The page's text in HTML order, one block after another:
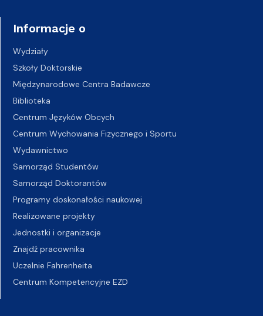
Informacje o
Wydziały
Szkoły Doktorskie
Międzynarodowe Centra Badawcze
Biblioteka
Centrum Języków Obcych
Centrum Wychowania Fizycznego i Sportu
Wydawnictwo
Samorząd Studentów
Samorząd Doktorantów
Programy doskonałości naukowej
Realizowane projekty
Jednostki i organizacje
Znajdź pracownika
Uczelnie Fahrenheita
Centrum Kompetencyjne EZD